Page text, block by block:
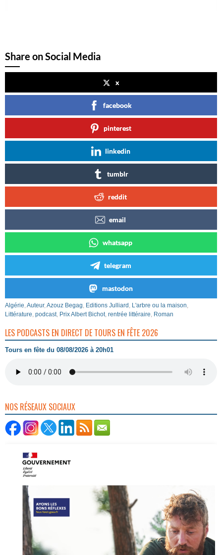
Share on Social Media
x
facebook
pinterest
linkedin
tumblr
reddit
email
whatsapp
telegram
mastodon
Algérie,Auteur,Azouz Begag, Editions Julliard , L'arbre ou la maison,
Littérature, podcast, Prix Albert Bichot, rentrée littéraire, Roman
LES PODCASTS EN DIRECT DE TOURS EN FÊTE 2026
Tours en fête du 08/08/2026 à 20h01
NOS RÉSEAUX SOCIAUX